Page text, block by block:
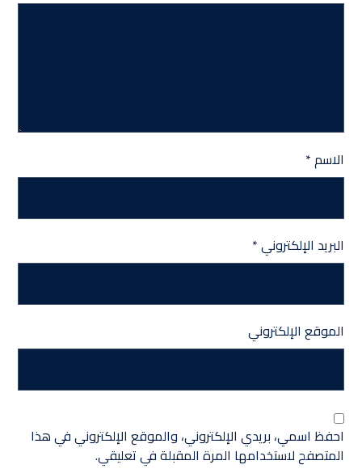
الاسم*
البريد الإلكتروني*
الموقع الإلكتروني
احفظ اسمي، بريدي الإلكتروني، والموقع الإلكتروني في هذا
المتصفح لاستخدامها المرة المقبلة في تعليقي.